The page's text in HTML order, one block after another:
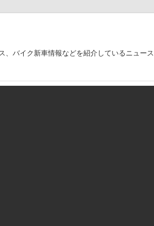
バイク新車情報などを紹介しているニュース